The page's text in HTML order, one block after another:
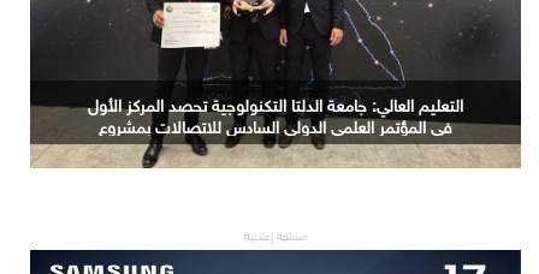
حجم سوق الذكاء الاصطناعي العالمي سيرتفع من 189 مليار
دولار في 2023 إلى 4.8 تريليونات دولار بحلول 2033
مساحة إعلانية